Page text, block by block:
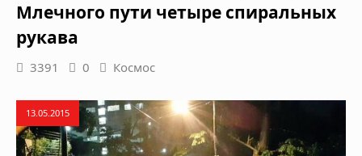
Млечного пути четыре спиральных
рукава
3391 0 Космос
13.05.2015